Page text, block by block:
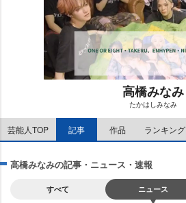
高橋みなみ
たかはしみなみ
芸能人TOP 記事 作品 ランキング
高橋みなみの記事・ニュース・速報
すべて ニュース